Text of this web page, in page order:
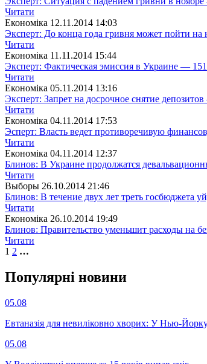
Читати
Економіка 12.11.2014 14:03
Эксперт: До конца года гривня может пойти на
Читати
Економіка 11.11.2014 15:44
Эксперт: Фактическая эмиссия в Украине —
Читати
Економіка 05.11.2014 13:16
Эксперт: Запрет на досрочное снятие
Читати
Економіка 04.11.2014 17:53
Эсперт: Власть ведет противоречивую
Читати
Економіка 04.11.2014 12:37
Блинов: В Украине продолжатся
Читати
Выборы 26.10.2014 21:46
Блинов: В течение двух лет треть госбюджета
Читати
Економіка 26.10.2014 19:49
Блинов: Правительство уменьшит расходы на
Читати
1 2 …
Популярнi новини
05.08
Евтаназія для невиліковно хворих: У Нью-
05.08